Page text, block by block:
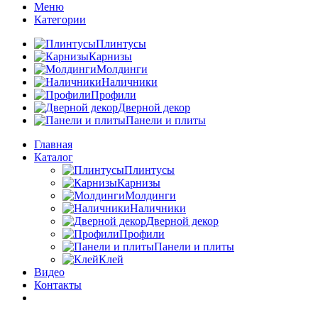
Меню
Категории
Плинтусы
Карнизы
Молдинги
Наличники
Профили
Дверной декор
Панели и плиты
Главная
Каталог
Плинтусы
Карнизы
Молдинги
Наличники
Дверной декор
Профили
Панели и плиты
Клей
Видео
Контакты